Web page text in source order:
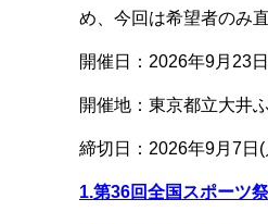
め、今回は希望者のみ
開催日：2026年9月23
開催地：東京都立大井
締切日：2026年9月7日(
1.第36回全国スポーツ